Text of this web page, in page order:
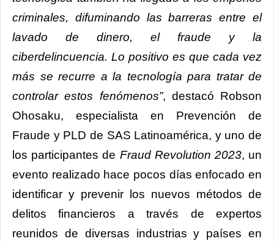
criminales, difuminando las barreras entre el
lavado de dinero, el fraude y la
ciberdelincuencia. Lo positivo es que cada vez
más se recurre a la tecnología para tratar de
controlar estos fenómenos”, destacó Robson
Ohosaku, especialista en Prevención de
Fraude y PLD de SAS Latinoamérica, y uno de
los participantes de Fraud Revolution 2023, un
evento realizado hace pocos días enfocado en
identificar y prevenir los nuevos métodos de
delitos financieros a través de expertos
reunidos de diversas industrias y países en